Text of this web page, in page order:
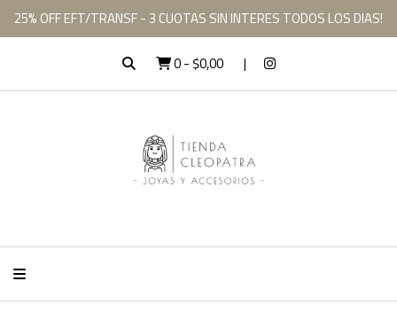
25% OFF EFT/TRANSF - 3 CUOTAS SIN INTERES TODOS LOS DIAS!
0-$0,00